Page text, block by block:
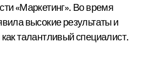
«Маркетинг». Во время
высокие результаты и
талантливый специалист.